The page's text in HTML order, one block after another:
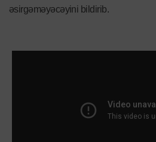
əsirgəməyəcəyini bildirib.